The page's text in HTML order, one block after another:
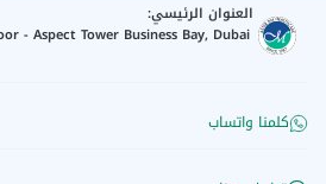
العنوان الرئيسي:
- Aspect Tower Business Bay, Dubai
كلمنا واتساب